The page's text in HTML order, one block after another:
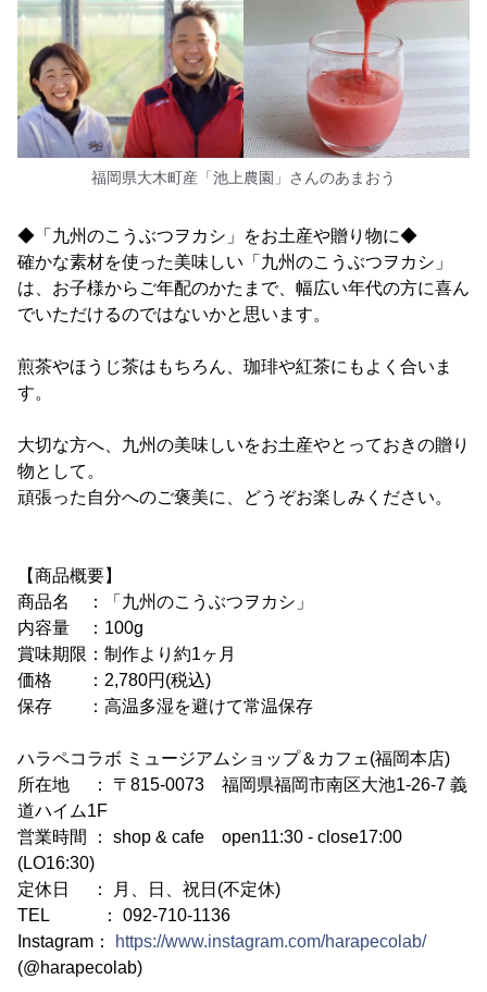
福岡県大木町産「池上農園」さんのあまおう
◆「九州のこうぶつヲカシ」をお土産や贈り物に◆
確かな素材を使った美味しい「九州のこうぶつヲカシ」
は、お子様からご年配のかたまで、幅広い年代の方に喜ん
でいただけるのではないかと思います。
煎茶やほうじ茶はもちろん、珈琲や紅茶にもよく合いま
す。
大切な方へ、九州の美味しいをお土産やとっておきの贈り
物として。
頑張った自分へのご褒美に、どうぞお楽しみください。
【商品概要】
商品名 ：「九州のこうぶつヲカシ」
内容量 ：100g
賞味期限：制作より約1ヶ月
価格 ：2,780円(税込)
保存 ：高温多湿を避けて常温保存
ハラペコラボ ミュージアムショップ＆カフェ(福岡本店)
所在地 ： 〒815-0073 福岡県福岡市南区大池1-26-7 義
道ハイム1F
営業時間 ： shop & cafe open11:30 - close17:00
(LO16:30)
定休日 ： 月、日、祝日(不定休)
TEL ： 092-710-1136
Instagram：
https://www.instagram.com/harapecolab/
(@harapecolab)